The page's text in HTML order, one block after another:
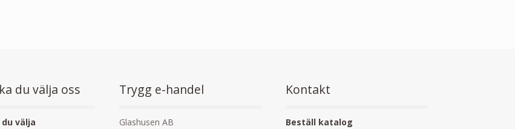
du välja oss
välja
Trygg e-handel
Glashusen AB
Kontakt
Beställ katalog